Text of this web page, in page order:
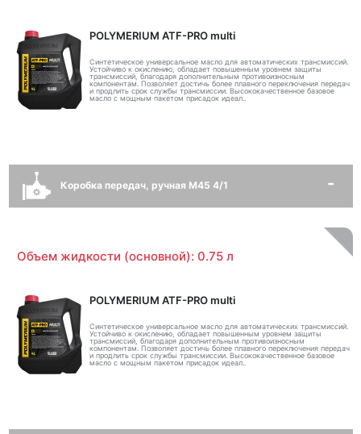
POLYMERIUM ATF-PRO multi
Синтетическое универсальное масло для автоматических трансмиссий.
Устойчиво к окислению, обладает повышенным уровнем защиты
трансмиссий, благодаря дополнительным противоизносным
компонентам. Позволяет достичь более плавного переключения передач
и продлить срок службы трансмиссии. Высококачественное базовое
масло с мощным пакетом присадок идеал..
Коробка передач, ручная M45 4/1
Объем жидкости (основной): 0.75 л
POLYMERIUM ATF-PRO multi
Синтетическое универсальное масло для автоматических трансмиссий.
Устойчиво к окислению, обладает повышенным уровнем защиты
трансмиссий, благодаря дополнительным противоизносным
компонентам. Позволяет достичь более плавного переключения передач
и продлить срок службы трансмиссии. Высококачественное базовое
масло с мощным пакетом присадок идеал..